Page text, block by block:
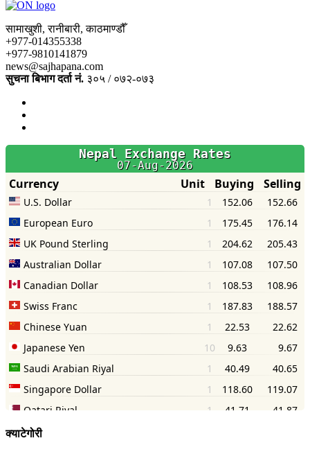
सामाखुशी, रानीबारी, काठमाण्डौँ
+977-014355338
+977-9810141879
news@sajhapana.com
सुचना बिभाग दर्ता नं. ३०५ / ०७२-०७३
क्याटेगोरी